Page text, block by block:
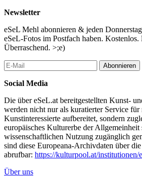
Newsletter
eSeL Mehl abonnieren & jeden
eSeL-Fotos im Postfach haben. Kostenlos.
Überraschend. >;e)
Abonnieren
Social Media
Die über eSeL.at bereitgestellten Kunst-
werden nicht nur als kuratierter Service für
Kunstinteressierte aufbereitet, sondern
europäisches Kulturerbe der Allgemeinheit
wissenschaftlichen Nutzung zugänglich
sind diese Europeana-Archivdaten über
abrufbar: https://kulturpool.at/institutionen/
Über uns